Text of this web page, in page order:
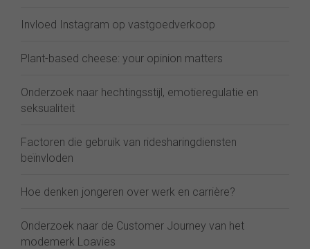
Invloed Instagram op vastgoedverkoop
Plant-based cheese: your opinion matters
Onderzoek naar hechtingsstijl, emotieregulatie en
seksualiteit
Factoren die gebruik van ridesharingdiensten
beïnvloden
Hoe denken jongeren over werk en carrière?
Onderzoek naar de Customer Journey van het
modemerk Loavies